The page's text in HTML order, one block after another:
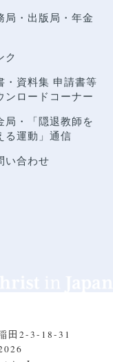
局・出版局・年金
ク
・資料集 申請書等
ンロードコーナー
局・
「隠退教師を
る運動」通信
い合わせ
田2-3-18-31